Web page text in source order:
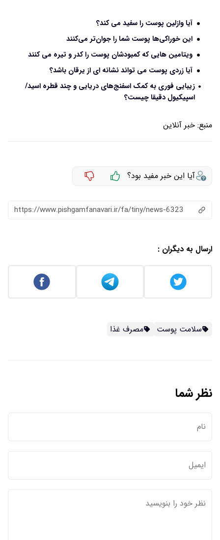
آیا وازلین پوست را سفید می کند؟
این خوراکی‌ها پوست شما را جوان‌تر می‌کنند
ویتامین هایی که کمبودشان پوست را کدر و تیره می کنند
آیا زردی پوست می تواند نشانه ای از یرقان باشد؟
زیبایی فوری به کمک اسفنج‌های دریایی و چند قطره اسید/
اسپیکیول دقیقا چیست؟
منبع: خبر آنلاین
آیا این خبر مفید بود؟
https://www.pishgamfanavari.ir/fa/tiny/news-6323
ارسال به دیگران :
سلامت پوست مصرف غذا
نظر شما